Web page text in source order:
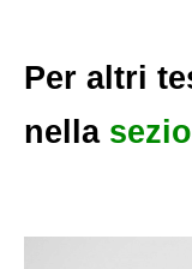
Per altri
nella